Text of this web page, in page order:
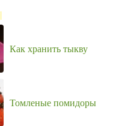
Как хранить тыкву
Томленые помидоры